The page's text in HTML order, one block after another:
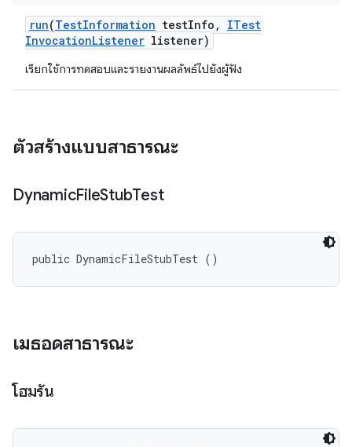
run(TestInformation testInfo ,
ITest
InvocationListener listener)
เรียกใช้การทดสอบและรายงานผลลัพธ์ไปยังผู้ฟัง
ตัวสร้างแบบสาธารณะ
DynamicFileStubTest
public DynamicFileStubTest ()
เมธอดสาธารณะ
โฮมรัน